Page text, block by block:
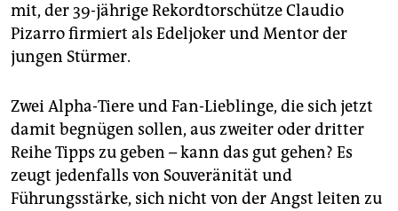
mit, der 39-jährige Rekordtorschütze Claudio
Pizarro firmiert als Edeljoker und Mentor der
jungen Stürmer.
Zwei Alpha-Tiere und Fan-Lieblinge, die sich jetzt
damit begnügen sollen, aus zweiter oder dritter
Reihe Tipps zu geben – kann das gut gehen? Es
zeugt jedenfalls von Souveränität und
Führungsstärke, sich nicht von der Angst leiten zu